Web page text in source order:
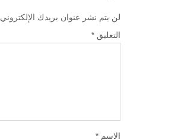
لن يتم نشر عنوان بريدك الإلكتروني.
التعليق *
الاسم *